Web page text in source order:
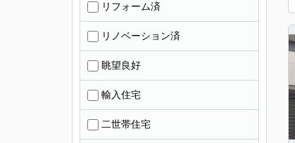
リフォーム済
リノベーション済
眺望良好
輸入住宅
二世帯住宅